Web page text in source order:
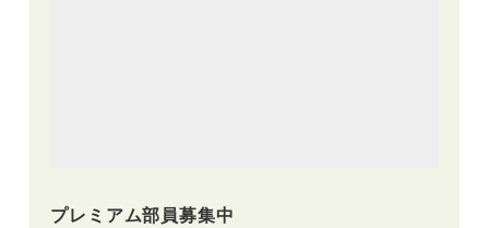
プレミアム部員募集中